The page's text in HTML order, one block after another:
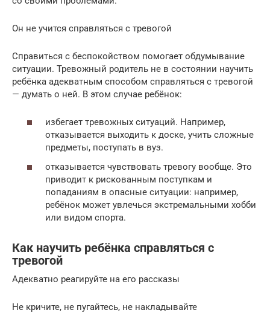
Он не учится справляться с тревогой
Справиться с беспокойством помогает обдумывание
ситуации. Тревожный родитель не в состоянии научить
ребёнка адекватным способом справляться с тревогой
— думать о ней. В этом случае ребёнок:
избегает тревожных ситуаций. Например,
отказывается выходить к доске, учить сложные
предметы, поступать в вуз.
отказывается чувствовать тревогу вообще. Это
приводит к рискованным поступкам и
попаданиям в опасные ситуации: например,
ребёнок может увлечься экстремальными хобби
или видом спорта.
Как научить ребёнка справляться с
тревогой
Адекватно реагируйте на его рассказы
Не кричите, не пугайтесь, не накладывайте